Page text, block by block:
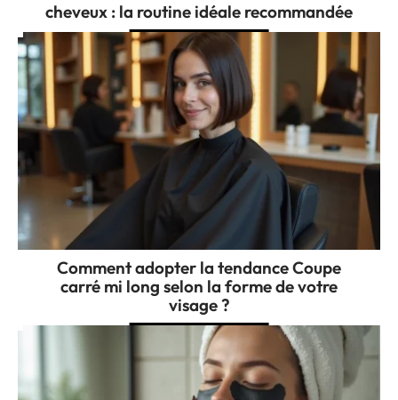
cheveux : la routine idéale recommandée
Comment adopter la tendance Coupe
carré mi long selon la forme de votre
visage ?